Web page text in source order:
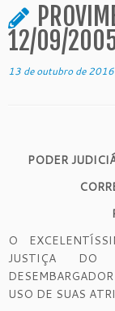
12/09/
13 de outubro de 2016
PODER
O
JUSTIÇA DO
USO DE SUAS